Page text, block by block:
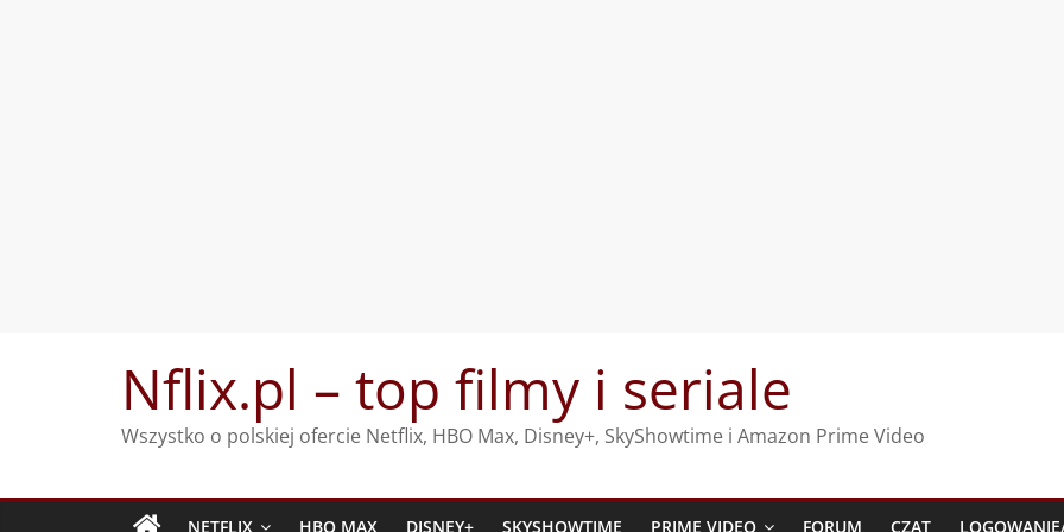
Nflix.pl – top filmy i seriale
Wszystko o polskiej ofercie Netflix, HBO Max, Disney+, SkyShowtime i Amazon Prime Video
NETFLIX HBO MAX DISNEY+ SKYSHOWTIME PRIME VIDEO FORUM CZAT